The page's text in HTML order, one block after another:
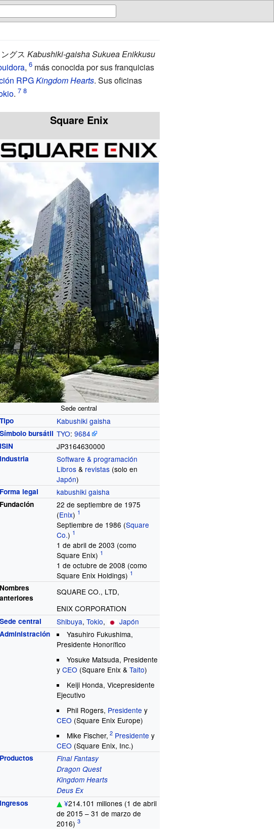
グス Kabushiki-gaisha Sukuea Enikkusu
, más conocida por sus franquicias
RPGKingdom Hearts. Sus oficinas
.
Square Enix
Sede central
Tipo
Kabushiki gaisha
Símbolo bursátil TYO:9684
ISIN JP3164630000
Industria
Software & programación
Libros & revistas (solo en
Japón)
Forma legal kabushiki gaisha
Fundación
22 de septiembre de 1975
(Enix)
Septiembre de 1986 (Square
Co.)
1 de abril de 2003 (como
Square Enix)
1 de octubre de 2008 (como
Square Enix Holdings)
Nombres
anteriores
SQUARE CO., LTD,
ENIX CORPORATION
Sede central Shibuya,Tokio, Japón
Administración Yasuhiro Fukushima,
Presidente Honorífico
Yosuke Matsuda, Presidente
yCEO (Square Enix &Taito)
Keiji Honda, Vicepresidente
Ejecutivo
Phil Rogers, Presidente y
CEO (Square Enix Europe)
Mike Fischer,
Presidente y
CEO (Square Enix, Inc.)
Productos
Final Fantasy
Dragon Quest
Kingdom Hearts
Deus Ex
Ingresos
¥214.101 millones (1 de abril
de 2015 – 31 de marzo de
2016)